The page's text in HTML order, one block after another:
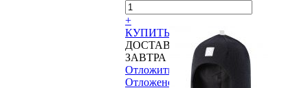
+
КУПИТЬ
ДОСТАВИМ
ЗАВТРА
Отложить
Отложено